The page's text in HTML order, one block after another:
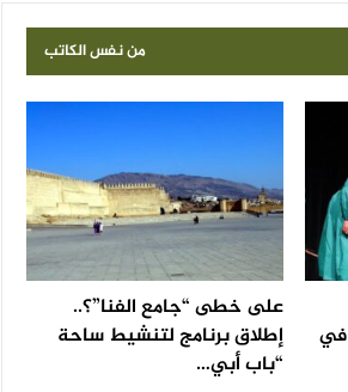
من نفس الكاتب
في
على خطى “جامع الفنا”؟..
إطلاق برنامج لتنشيط ساحة
“باب أبي…